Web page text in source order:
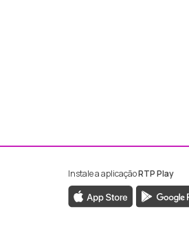
da RTP Madeira
da RTP Madeira
Instale a aplicaçãoRTP Play